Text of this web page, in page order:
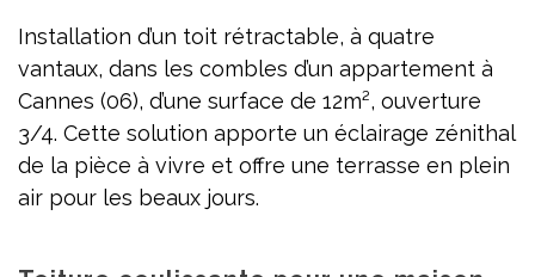
Installation d’un toit rétractable, à quatre
vantaux, dans les combles d’un appartement à
Cannes (06), d’une surface de 12m², ouverture
3/4. Cette solution apporte un éclairage zénithal
de la pièce à vivre et offre une terrasse en plein
air pour les beaux jours.